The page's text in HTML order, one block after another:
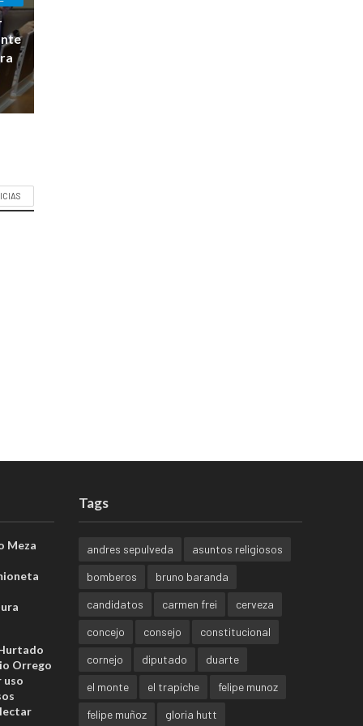
Meza
Orrego
uso
Tags
andres sepulveda
asuntos religiosos
bomberos
bruno baranda
candidatos
carmen frei
cerveza
concejo
consejo
constitucional
cornejo
diputado
duarte
el monte
el trapiche
felipe munoz
felipe muñoz
gloria hutt